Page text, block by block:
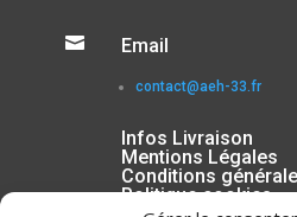
 Email
contact@aeh-33.fr
Infos Livraison
Mentions Légales
Conditions
Politique cookies